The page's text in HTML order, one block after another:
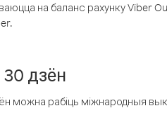
на баланс рахунку
дзён
можна рабіць міжнародныя